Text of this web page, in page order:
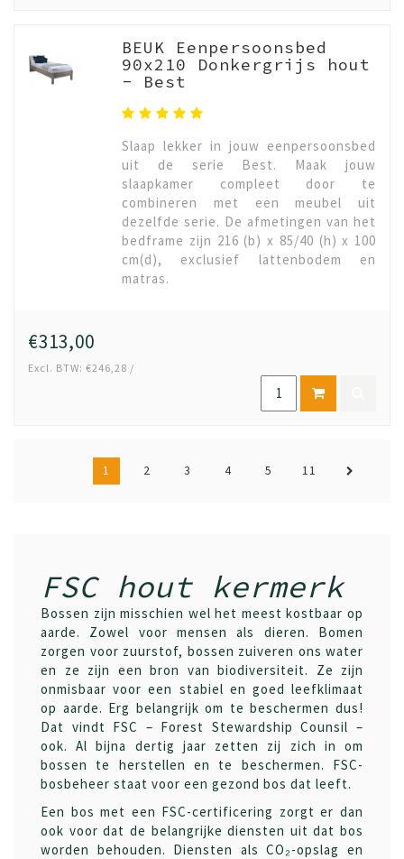
BEUK Eenpersoonsbed
90x210 Donkergrijs hout
- Best
Slaap lekker in jouw eenpersoonsbed
uit de serie Best. Maak jouw
slaapkamer compleet door te
combineren met een meubel uit
dezelfde serie. De afmetingen van het
bedframe zijn 216 (b) x 85/40 (h) x 100
cm(d), exclusief lattenbodem en
matras.
€313,00
Excl. BTW: €246,28 /
1 2 3 4 5 11
FSC hout kermerk
Bossen zijn misschien wel het meest kostbaar op
aarde. Zowel voor mensen als dieren. Bomen
zorgen voor zuurstof, bossen zuiveren ons water
en ze zijn een bron van biodiversiteit. Ze zijn
onmisbaar voor een stabiel en goed leefklimaat
op aarde. Erg belangrijk om te beschermen dus!
Dat vindt FSC – Forest Stewardship Counsil –
ook. Al bijna dertig jaar zetten zij zich in om
bossen te herstellen en te beschermen. FSC-
bosbeheer staat voor een gezond bos dat leeft.
Een bos met een FSC-certificering zorgt er dan
ook voor dat de belangrijke diensten uit dat bos
worden behouden. Diensten als CO₂-opslag en